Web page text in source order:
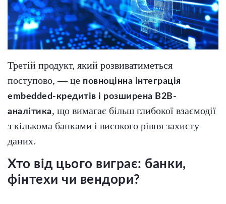
Третій продукт, який розвиватиметься
поступово, — це повноцінна інтеграція
embedded-кредитів і розширена B2B-
аналітика, що вимагає більш глибокої взаємодії
з кількома банками і високого рівня захисту
даних.
Хто від цього виграє: банки,
фінтехи чи вендори?